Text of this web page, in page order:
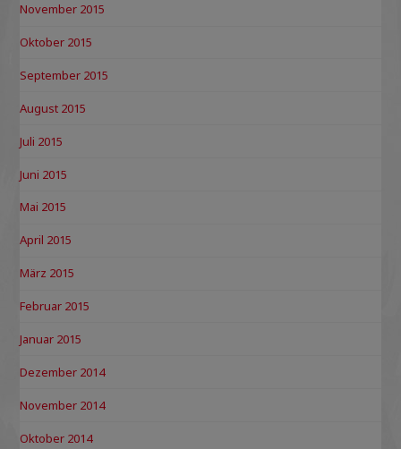
November 2015
Oktober 2015
September 2015
August 2015
Juli 2015
Juni 2015
Mai 2015
April 2015
März 2015
Februar 2015
Januar 2015
Dezember 2014
November 2014
Oktober 2014